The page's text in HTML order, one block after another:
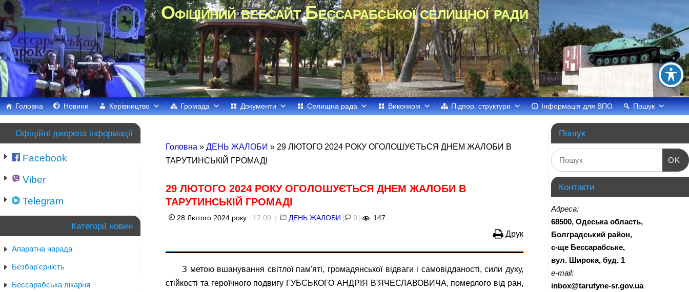
Офіційний вебсайт Бессарабської селищної ради
Головна Новини Керівництво Громада Документи Селищна рада Виконком Підпор. структури Інформація для ВПО Пошук
Головна » ДЕНЬ ЖАЛОБИ » 29 ЛЮТОГО 2024 РОКУ ОГОЛОШУЄТЬСЯ ДНЕМ ЖАЛОБИ В
ТАРУТИНСЬКІЙ ГРОМАДІ
29 ЛЮТОГО 2024 РОКУ ОГОЛОШУЄТЬСЯ ДНЕМ ЖАЛОБИ В
ТАРУТИНСЬКІЙ ГРОМАДІ
28 Лютого 2024 року , 17:09 | ДЕНЬ ЖАЛОБИ | 0 | 147
Друк
З метою вшанування світлої пам'яті, громадянської відваги і самовідданості, сили духу,
стійкості та героїчного подвигу ГУБСЬКОГО АНДРІЯ В'ЯЧЕСЛАВОВИЧА, померлого від ран,
Офіційні джерела інформації
Facebook
Viber
Telegram
Категорії новин
Апаратна нарада
Безбар'єрність
Бессарабська лікарня
Пошук
OK
Контакти
Адреса:
68500, Одеська область,
Болградський район,
с-ще Бессарабське,
вул. Широка, буд. 1
e-mail:
inbox@tarutyne-sr.gov.ua